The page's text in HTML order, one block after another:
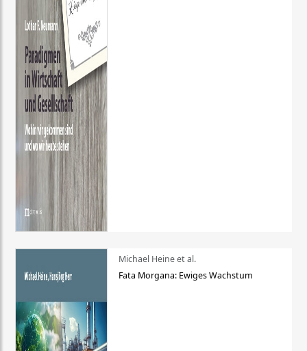
Michael Heine et al.
Fata Morgana: Ewiges Wachstum